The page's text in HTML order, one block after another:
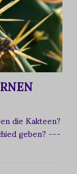
die Kakteen?
geben?---